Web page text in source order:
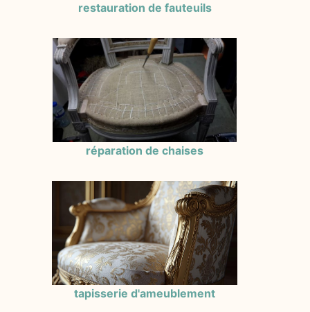
restauration de fauteuils
réparation de chaises
tapisserie d'ameublement